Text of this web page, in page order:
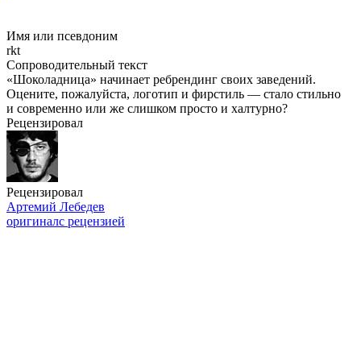
Имя или псевдоним
rkt
Сопроводительный текст
«Шоколадница» начинает ребрендинг своих заведений.
Оцените, пожалуйста, логотип и фирстиль — стало стильно
и современно или же слишком просто и халтурно?
Рецензировал
Рецензировал
Артемий Лебедев
оригиналс рецензией